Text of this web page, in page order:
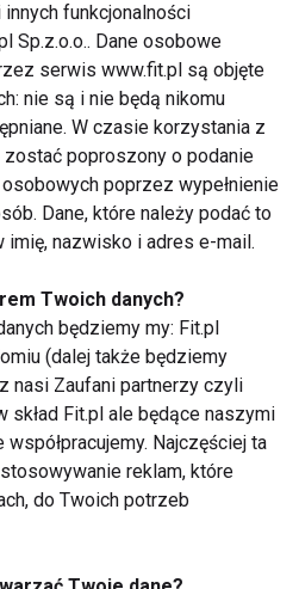
należy pamiętać w
na Polki - zrealizowanego
zleceni Grupy LuxMed
ZDROWIE
funkcjonalności
Sp.z.o.o.. Dane osobowe
serwis www.fit.pl są objęte
nie są i nie będą nikomu
W czasie korzystania z
poproszony o podanie
poprzez wypełnienie
Dane, które należy podać to
nazwisko i adres e-mail.
Twoich danych?
będziemy my: Fit.pl
(dalej także będziemy
nasi Zaufani partnerzy czyli
Fit.pl ale będące naszymi
Najczęściej ta
reklam, które
do Twoich potrzeb